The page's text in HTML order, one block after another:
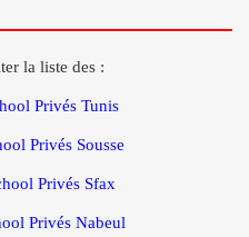
la liste des :
Privés Tunis
Privés Sousse
Privés Sfax
Privés Nabeul